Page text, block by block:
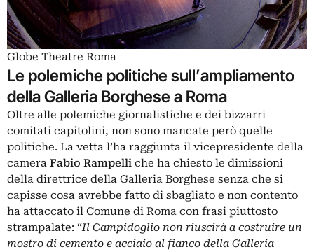
Globe Theatre Roma
Le polemiche politiche sull’ampliamento
della Galleria Borghese a Roma
Oltre alle polemiche giornalistiche e dei bizzarri
comitati capitolini, non sono mancate però quelle
politiche. La vetta l’ha raggiunta il vicepresidente della
camera Fabio Rampelli che ha chiesto le dimissioni
della direttrice della Galleria Borghese senza che si
capisse cosa avrebbe fatto di sbagliato e non contento
ha attaccato il Comune di Roma con frasi piuttosto
strampalate: “Il Campidoglio non riuscirà a costruire un
mostro di cemento e acciaio al fianco della Galleria